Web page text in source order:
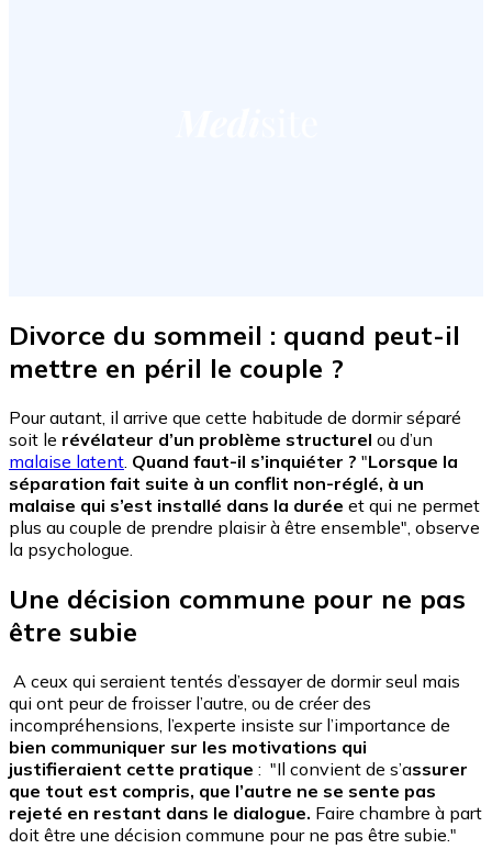
Divorce du sommeil : quand peut-il
mettre en péril le couple ?
Pour autant, il arrive que cette habitude de dormir séparé
soit le révélateur d’un problème structurel ou d’un
malaise latent Quand faut-il s’inquiéter ? "Lorsque la
séparation fait suite à un conflit non-réglé, à un
malaise qui s’est installé dans la durée et qui ne permet
plus au couple de prendre plaisir à être ensemble", observe
la psychologue.
Une décision commune pour ne pas
être subie
A ceux qui seraient tentés d’essayer de dormir seul mais
qui ont peur de froisser l’autre, ou de créer des
incompréhensions, l’experte insiste sur l’importance de
bien communiquer sur les motivations qui
justifieraient cette pratique : "Il convient de s’assurer
que tout est compris, que l’autre ne se sente pas
rejeté en restant dans le dialogue. Faire chambre à part
doit être une décision commune pour ne pas être subie."